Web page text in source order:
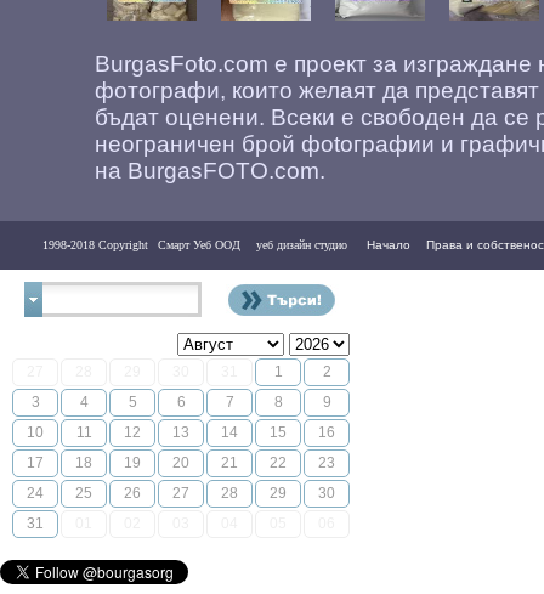
BurgasFoto.com е проект за
фотографи, които желаят да
бъдат оценени. Всеки е свободен да се
неограничен брой фоtографии и
на BurgasFOTO.com.
1998-2018 Copyright Смарт Уеб ООД уеб дизайн студио Начало Права и
1
2
3
4 5 6 7 8
9
10
11 12 13 14 15
16
17
18 19 20 21 22
23
24
25 26 27 28 29
30
31